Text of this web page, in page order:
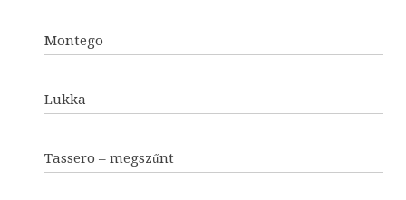
Montego
Lukka
Tassero – megszűnt